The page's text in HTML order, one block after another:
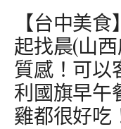
【台中美
起找晨(山
質感！可以
利國旗早午
雞都很好吃